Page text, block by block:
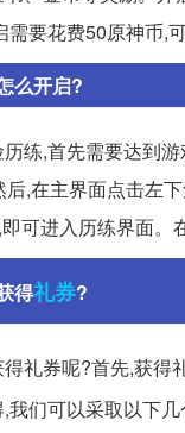
要花费50原神币,可
么开启?
练,首先需要达到
,在主界面点击左下
可进入历练界面。在
得礼券?
礼券呢?首先,获得
我们可以采取以下